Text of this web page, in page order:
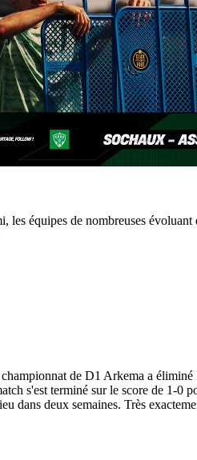
les équipes de nombreuses
de D1 Arkema a
s'est terminé sur le score de 1-
dans deux semaines. Très